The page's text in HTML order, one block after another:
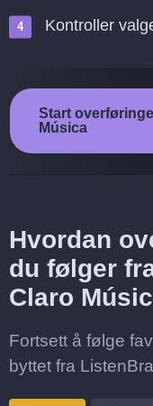
Kontroller
Start
Música
Hvordan
du følger
Claro
Fortsett å følge
byttet fra